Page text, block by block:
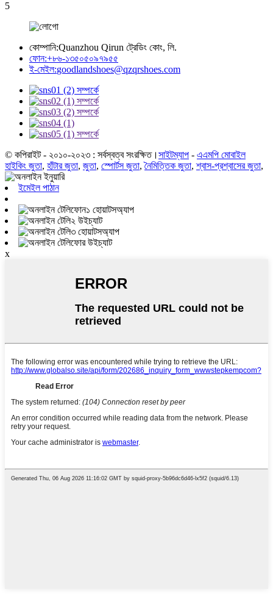
5
কোম্পানি:Quanzhou Qirun ট্রেডিং কোং, লি.
ফোন:+৮৬-১৩৫০৫০৯৭৯৫৫
ই-মেইল:goodlandshoes@qzqrshoes.com
© কপিরাইট - ২০১০-২০২৩ : সর্বস্বত্ব সংরক্ষিত। সাইটম্যাপ - এএমপি মোবাইল
হাইকিং জুতা, হাঁটার জুতা, জুতা, স্পোর্টস জুতা,নৈমিত্তিক জুতা,শ্বাস-প্রশ্বাসের জুতা,
ইমেইল পাঠান
হোয়াটসঅ্যাপ
উইচ্যাট
হোয়াটসঅ্যাপ
উইচ্যাট
x